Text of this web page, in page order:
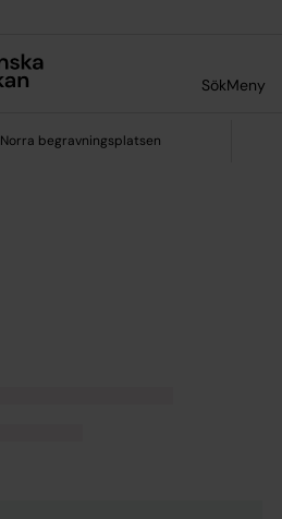
SökMeny
Norra begravningsplatsen